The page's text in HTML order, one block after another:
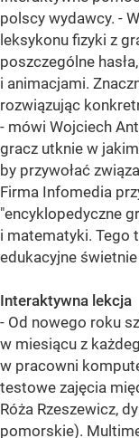
polscy wydawcy. -
leksykonu fizyki z
poszczególne
i animacjami.
rozwiązując
- mówi Wojciech
gracz utknie w
by przywołać
Firma Infomedia
"encyklopedyczne
i matematyki. Tego
edukacyjne
Interaktywna lekcja
- Od nowego roku
w miesiącu z
w pracowni
testowe zajęcia
Róża Rzeszewicz,
pomorskie).